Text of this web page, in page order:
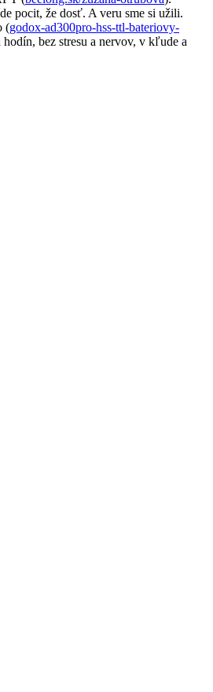
pocit, že dosť. A veru sme si užili.
(godox-ad300pro-hss-ttl-bateriovy-
bez stresu a nervov, v kľude a